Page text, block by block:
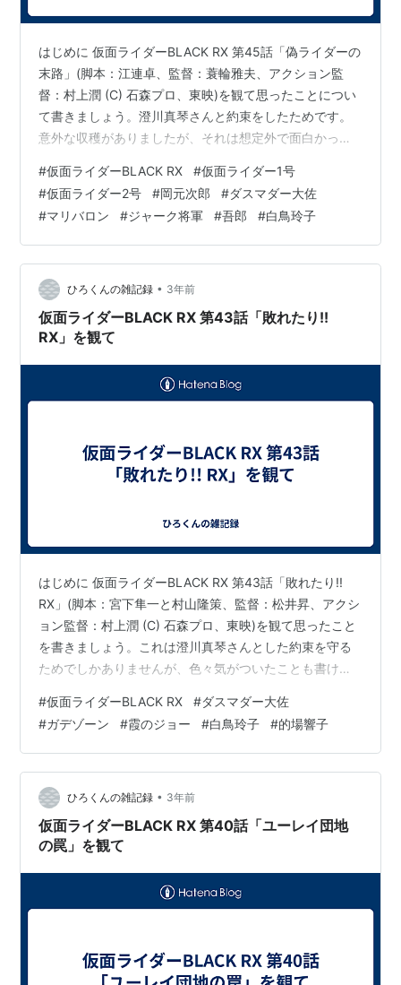
はじめに 仮面ライダーBLACK RX 第45話「偽ライダーの
末路」(脚本：江連卓、監督：蓑輪雅夫、アクション監
督：村上潤 (C) 石森プロ、東映)を観て思ったことについ
て書きましょう。澄川真琴さんと約束をしたためです。
意外な収穫がありましたが、それは想定外で面白かった
って、しばらく謹慎しなければならないかなあと思いま
す。まあいずれにしろ、中野へ行ったことがキッカケに
なったのは確かです。 hirofumitouhei.hatenablog.com 3
話持ち やはり外せないのが3話持ちで制作されたことで
す。この布陣は変わりません。 脚本：江連卓 …
#仮面ライダーBLACK RX #仮面ライダー1号
#仮面ライダー2号 #岡元次郎 #ダスマダー大佐
#マリバロン #ジャーク将軍 #吾郎 #白鳥玲子
ひろくんの雑記録 • 3年前
仮面ライダーBLACK RX 第43話「敗れたり!!
RX」を観て
はじめに 仮面ライダーBLACK RX 第43話「敗れたり!!
RX」(脚本：宮下隼一と村山隆策、監督：松井昇、アクシ
ョン監督：村上潤 (C) 石森プロ、東映)を観て思ったこと
を書きましょう。これは澄川真琴さんとした約束を守る
ためでしかありませんが、色々気がついたことも書ける
書いてしまってます。 hirofumitouhei.hatenablog.com
2023年3月19日(月)に書いた話は全て本音です。それく
らい落ち込んだのは本当です。でもね、2023年3月19日
(月)も自宅付近で遊びまくっているうちに気が変わったの
も事実ですね。今回取り上…
#仮面ライダーBLACK RX #ダスマダー大佐
#ガデゾーン #霞のジョー #白鳥玲子 #的場響子
ひろくんの雑記録 • 3年前
仮面ライダーBLACK RX 第40話「ユーレイ団地
の罠」を観て